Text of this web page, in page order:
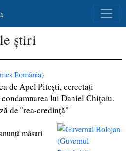
știri
de Apel Piteşti, cercetaţi
lui Daniel Chiţoiu.
de "rea-credinţă"
măsuri